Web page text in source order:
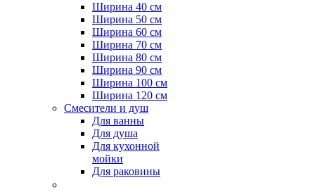
Ширина 40 см
Ширина 50 см
Ширина 60 см
Ширина 70 см
Ширина 80 см
Ширина 90 см
Ширина 100 см
Ширина 120 см
Смесители и душ
Для ванны
Для душа
Для кухонной
мойки
Для раковины